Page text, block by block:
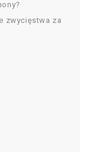
zwycięstwa za